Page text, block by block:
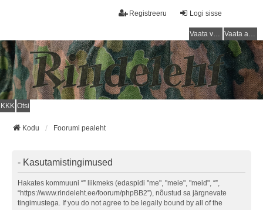
Logi sisse
Registreeru
Vaata vastamata teemasi Vaata aktiivseid teemasid
KKK Otsi
Kodu Foorumi pealeht
- Kasutamistingimused
Hakates kommuuni “” liikmeks (edaspidi "me", "meie", "meid", “”,
“https://www.rindeleht.ee/foorum/phpBB2”), nõustud sa järgnevate
tingimustega. If you do not agree to be legally bound by all of the